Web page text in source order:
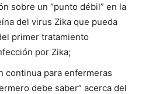
sobre un “punto débil” en la
del virus Zika que pueda
primer tratamiento
por Zika;
continua para enfermeras
debe saber” acerca del